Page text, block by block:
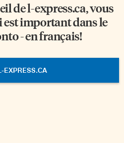
del-express.ca, vous
est important dans le
- en français!
EXPRESS.CA